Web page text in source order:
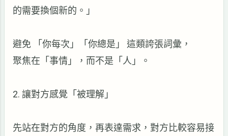
的需要換個新的。」
避免 「你每次」「你總是」
這類誇張詞彙，
聚焦在「事情」，而不是「人」。
2. 讓對方感覺「被理解」
先站在對方的角度，再表達需求，對方比較容易接